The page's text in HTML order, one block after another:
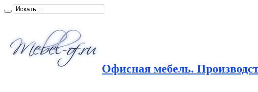
Офисная мебель.